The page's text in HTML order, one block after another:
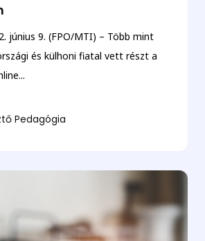
június 9. (FPO/MTI) – Több mint
és külhoni fiatal vett részt a
Pedagógia